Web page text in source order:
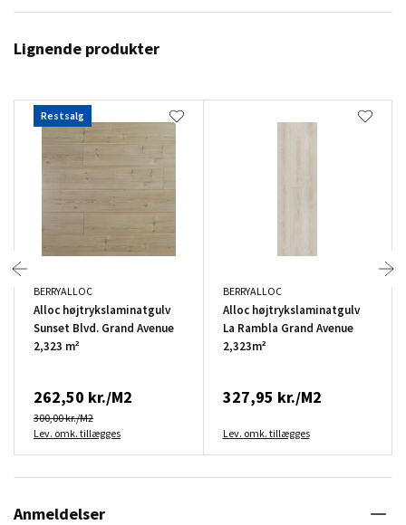
Lignende produkter
Restsalg
BERRYALLOC
Alloc højtrykslaminatgulv
Sunset Blvd. Grand Avenue
2,323 m²
262,50 kr./M2
300,00 kr./M2
Lev. omk. tillægges
BERRYALLOC
Alloc højtrykslaminatgulv
La Rambla Grand Avenue
2,323m²
327,95 kr./M2
Lev. omk. tillægges
Anmeldelser